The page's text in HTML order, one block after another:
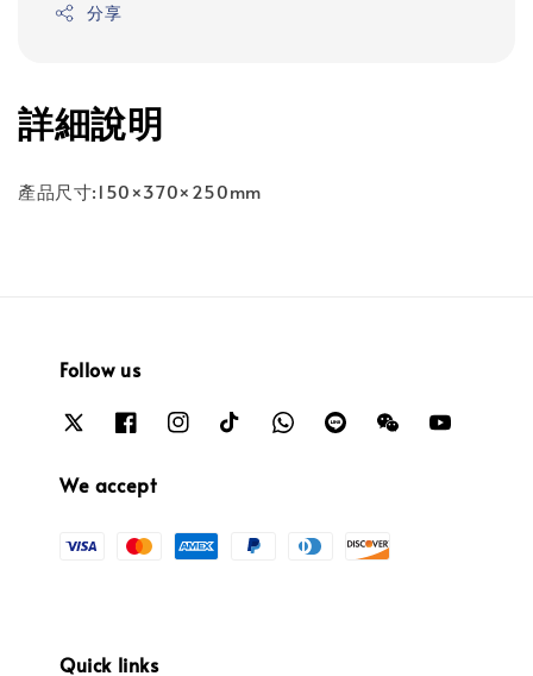
分享
詳細說明
產品尺寸:150×370×250mm
Follow us
We accept
Quick links